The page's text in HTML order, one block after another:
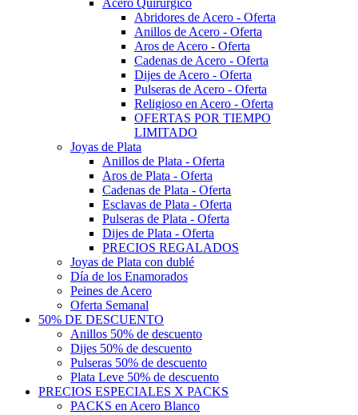
Abridores de Acero - Oferta
Anillos de Acero - Oferta
Aros de Acero - Oferta
Cadenas de Acero - Oferta
Dijes de Acero - Oferta
Pulseras de Acero - Oferta
Religioso en Acero - Oferta
OFERTAS POR TIEMPO
LIMITADO
Joyas de Plata
Anillos de Plata - Oferta
Aros de Plata - Oferta
Cadenas de Plata - Oferta
Esclavas de Plata - Oferta
Pulseras de Plata - Oferta
Dijes de Plata - Oferta
PRECIOS REGALADOS
Joyas de Plata con dublé
Día de los Enamorados
Peines de Acero
Oferta Semanal
50% DE DESCUENTO
Anillos 50% de descuento
Dijes 50% de descuento
Pulseras 50% de descuento
Plata Leve 50% de descuento
PRECIOS ESPECIALES X PACKS
PACKS en Acero Blanco